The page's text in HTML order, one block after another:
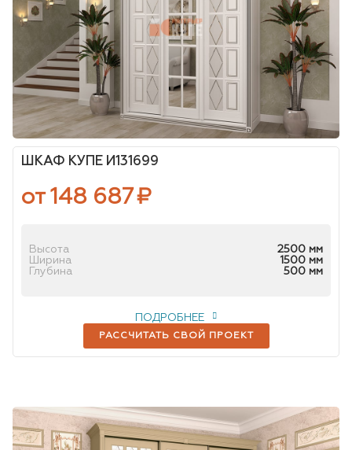
ШКАФ КУПЕ И131699
от 148 687₽
Высота
2500 мм
Ширина
1500 мм
Глубина
500 мм
РАССЧИТАТЬ СВОЙ ПРОЕКТ
ПОДРОБНЕЕ